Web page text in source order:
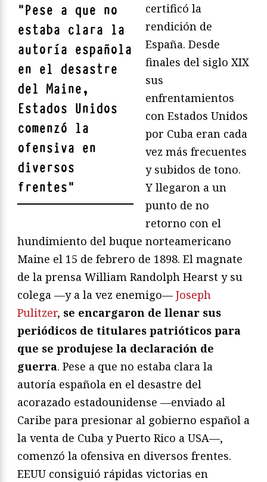
"Pese a que no
estaba clara la
autoría española
en el desastre
del Maine,
Estados Unidos
comenzó la
ofensiva en
diversos
frentes"
certificó la
rendición de
España. Desde
finales del siglo XIX
sus
enfrentamientos
con Estados Unidos
por Cuba eran cada
vez más frecuentes
y subidos de tono.
Y llegaron a un
punto de no
retorno con el
hundimiento del buque norteamericano
Maine el 15 de febrero de 1898. El magnate
de la prensa William Randolph Hearst y su
colega —y a la vez enemigo— Joseph
Pulitzer, se encargaron de llenar sus
periódicos de titulares patrióticos para
que se produjese la declaración de
guerra. Pese a que no estaba clara la
autoría española en el desastre del
acorazado estadounidense —enviado al
Caribe para presionar al gobierno español a
la venta de Cuba y Puerto Rico a USA—,
comenzó la ofensiva en diversos frentes.
EEUU consiguió rápidas victorias en